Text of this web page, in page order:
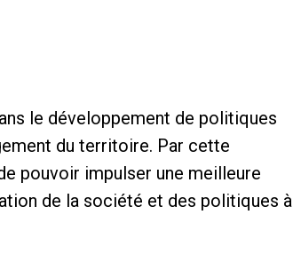
le développement de politiques
du territoire. Par cette
pouvoir impulser une meilleure
de la société et des politiques à